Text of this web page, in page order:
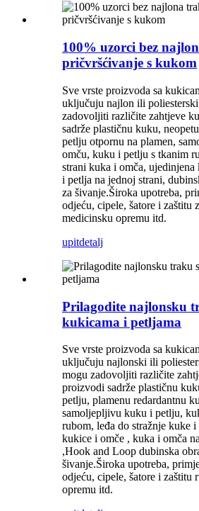
100% uzorci bez
pričvršćivanje s kukom
Sve vrste proizvoda sa
uključuju najlon ili
zadovoljiti različite zahtjeve
sadrže plastičnu kuku,
petlju otpornu na plamen,
omču, kuku i petlju s tkanim
strani kuka i omča, ujedinjena
i petlja na jednoj strani,
za šivanje.Široka upotreba,
odjeću, cipele, šatore i zaštitu
medicinsku opremu itd.
upitdetalj
Prilagodite najlonsku
kukicama i petljama
Sve vrste proizvoda sa
uključuju najlonski ili
mogu zadovoljiti različite
proizvodi sadrže plastičnu
petlju, plamenu redardantnu
samoljepljivu kuku i petlju,
rubom, leđa do stražnje kuke
kukice i omče , kuka i omča
,Hook and Loop dubinska
šivanje.Široka upotreba,
odjeću, cipele, šatore i zaštitu
opremu itd.